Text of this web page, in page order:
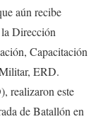
aún recibe
Dirección
Capacitación
ERD.
realizaron este
de Batallón en